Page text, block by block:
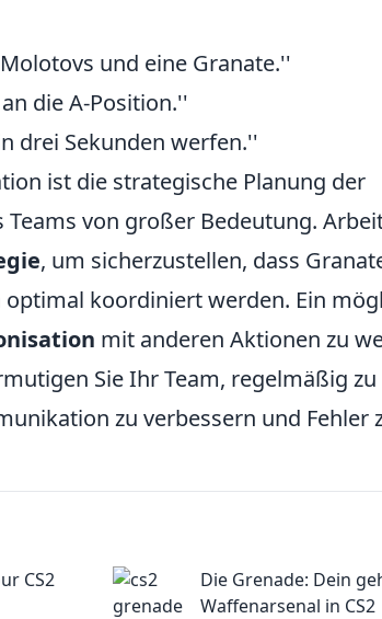
und eine Granate.''
die A-Position.''
drei Sekunden werfen.''
ist die strategische Planung der
von großer Bedeutung.
, um sicherzustellen, dass
koordiniert werden. Ein
mit anderen Aktionen zu
Sie Ihr Team, regelmäßig
zu verbessern und Fehler
CS2
Die Grenade: Dein
Waffenarsenal in CS2